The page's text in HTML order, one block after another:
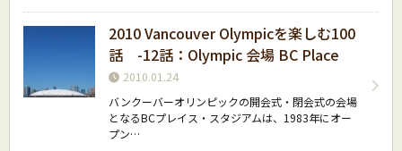
2010 Vancouver Olympicを楽しむ100
話 -12話：Olympic 会場 BC Place
2010.01.24
バンクーバーオリンピックの開会式・閉会式の会場
となるBCプレイス・スタジアムは、1983年にオー
プン…